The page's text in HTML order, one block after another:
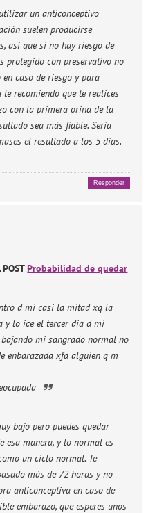
un anticonceptivo
suelen producirse
así que si no hay riesgo de
protegido con preservativo no
en caso de riesgo y para
recomiendo que te realices
con la primera orina de la
sea más fiable. Sería
el resultado a los 5 días.
Responder
POSTProbabilidad de quedar
d mi casi la mitad xq la
y lo ice el tercer dia d mi
mi sangrado normal no
enbarazada xfa alguien q m
bajo pero puedes quedar
esa manera, y lo normal es
un ciclo normal. Te
más de 72 horas y no
anticonceptiva en caso de
embarazo, que esperes unos